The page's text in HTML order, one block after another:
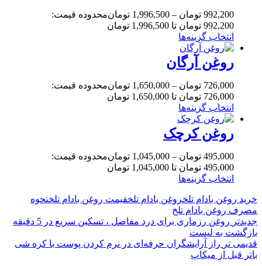
992,200 تومان –
1,996,500 تومانمحدوده قیمت:
992,200 تومان تا 1,996,500 تومان
انتخاب گزینه‌ها
روغن آرگان
726,000 تومان –
1,650,000 تومانمحدوده قیمت:
726,000 تومان تا 1,650,000 تومان
انتخاب گزینه‌ها
روغن کرچک
495,000 تومان –
1,045,000 تومانمحدوده قیمت:
495,000 تومان تا 1,045,000 تومان
انتخاب گزینه‌ها
خرید روغن بادام تلخروغن بادام تلخقیمت روغن بادام تلخنحوه
مصرف روغن بادام تلخ
جدیدتر روغن رزماری برای درد مفاصل ، تسکین سریع در 5 دقیقه
بازگشت به لیست
قدیمی تر راز آرایشگران حرفه‌ای در نرم کردن پوست با کره شی
باتر قبل از میکاپ